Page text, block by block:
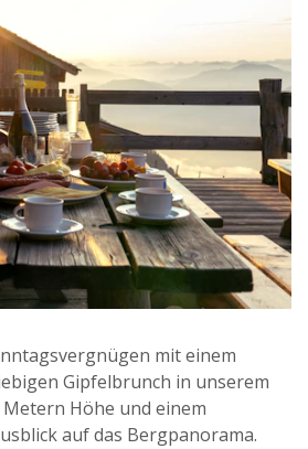
mit einem
Gipfelbrunch in unserem
Höhe und einem
auf das Bergpanorama.